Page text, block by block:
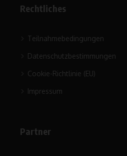
Rechtliches
Teilnahmebedingungen
Datenschutzbestimmungen
Cookie-Richtlinie (EU)
Impressum
Partner